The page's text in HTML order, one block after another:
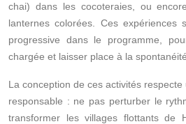
chai) dans les cocoteraies, ou
lanternes colorées. Ces expériences
progressive dans le programme,
chargée et laisser place à la spontanéité.
La conception de ces activités
responsable : ne pas perturber le
transformer les villages flottants de